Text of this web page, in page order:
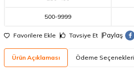
500-9999
Favorilere Ekle Tavsiye Et Paylaş
Ürün Açıklaması Ödeme Seçenekleri